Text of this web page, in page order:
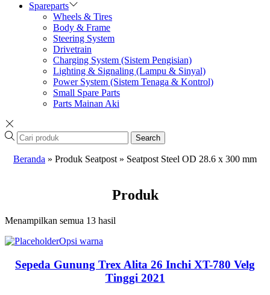
Spareparts
Wheels & Tires
Body & Frame
Steering System
Drivetrain
Charging System (Sistem Pengisian)
Lighting & Signaling (Lampu & Sinyal)
Power System (Sistem Tenaga & Kontrol)
Small Spare Parts
Parts Mainan Aki
Search
Beranda » Produk Seatpost » Seatpost Steel OD 28.6 x 300 mm
Produk
Menampilkan semua 13 hasil
Opsi warna
memiliki
beberapa
varian.
Sepeda Gunung Trex Alita 26 Inchi XT-780 Velg
Tinggi 2021